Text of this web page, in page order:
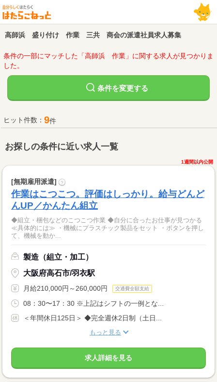
高師浜 盛り付け 作業 三共 商会の派遣社員求人募集
条件の一部にマッチした「高師浜 作業」に関する求人が見つかりま
した。
条件を変更する
ヒット件数： 9件
お探しの条件に近い求人一覧
1週間以内公開
[無期雇用派遣] ?
作業はこつこつ。評価はしっかり。給与どんど
んUP／かんたん組立
◆組立・梱包などのこつこつ作業 ◆自分に合ったお仕事が見つかる
≪具体的には≫ ・機械にプラスチック製品をセット ・ボタンを押し
て、機械を動か...
製造（組立・加工）
大阪府高石市/羽衣駅
月給210,000円～260,000円 交通費全額支給
08：30〜17：30 ※上記はシフトの一例とな...
＜年間休日125日＞ ◆完全週休2日制（土日...
もっと見る
求人詳細を見る